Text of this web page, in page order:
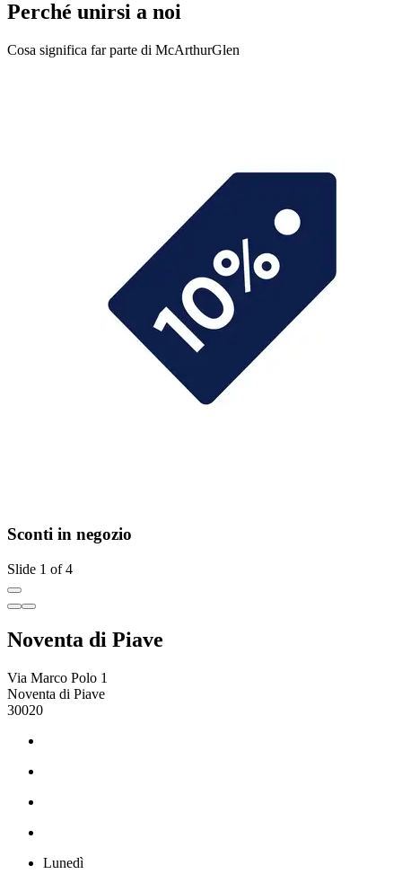
Perché unirsi a noi
Cosa significa far parte di McArthurGlen
Sconti in negozio
Slide 1 of 4
Noventa di Piave
Via Marco Polo 1
Noventa di Piave
30020
Lunedì